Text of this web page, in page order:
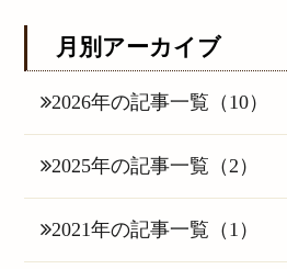
月別アーカイブ
2026年の記事一覧（10）
2025年の記事一覧（2）
2021年の記事一覧（1）